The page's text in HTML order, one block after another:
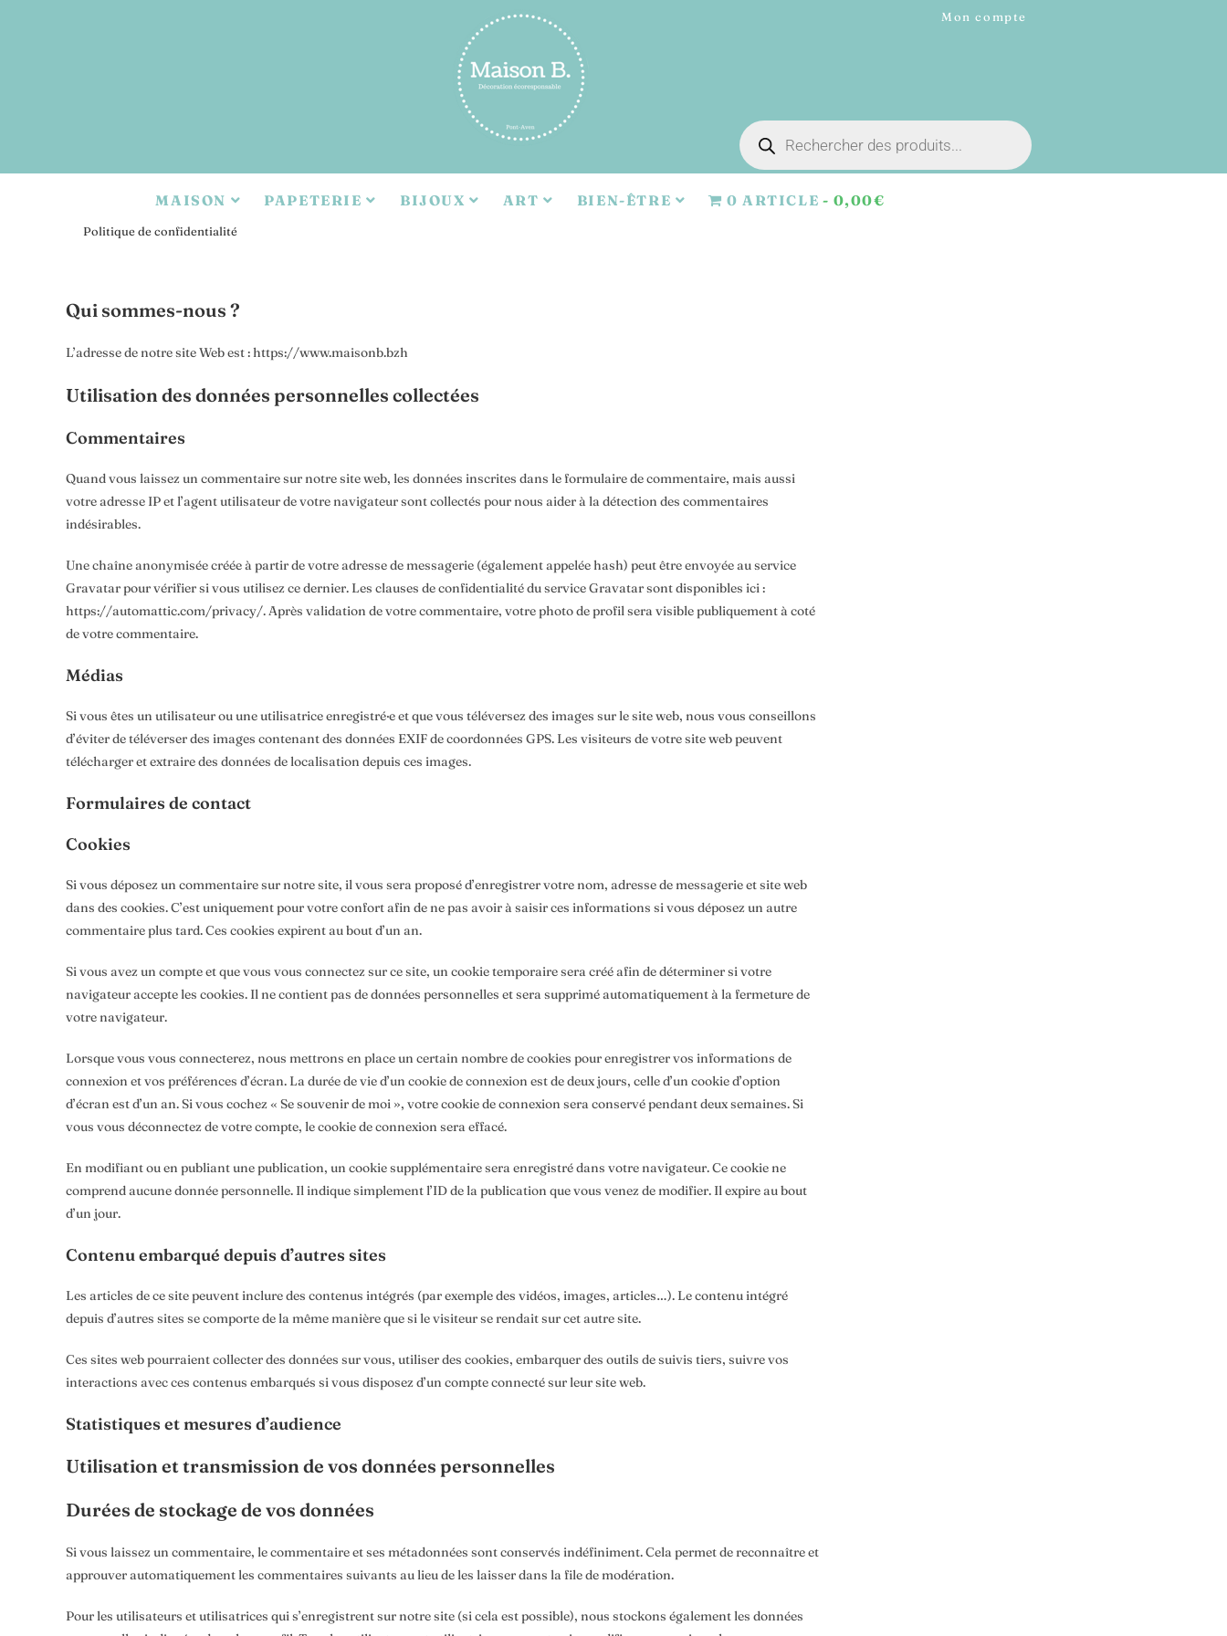
Mon compte
MAISON PAPETERIE BIJOUX ART BIEN-ÊTRE 0 ARTICLE 0,00€
Politique de confidentialité
Qui sommes-nous ?
L’adresse de notre site Web est : https://www.maisonb.bzh
Utilisation des données personnelles collectées
Commentaires
Quand vous laissez un commentaire sur notre site web, les données inscrites dans le formulaire de commentaire, mais aussi
votre adresse IP et l’agent utilisateur de votre navigateur sont collectés pour nous aider à la détection des commentaires
indésirables.
Une chaîne anonymisée créée à partir de votre adresse de messagerie (également appelée hash) peut être envoyée au service
Gravatar pour vérifier si vous utilisez ce dernier. Les clauses de confidentialité du service Gravatar sont disponibles ici :
https://automattic.com/privacy/. Après validation de votre commentaire, votre photo de profil sera visible publiquement à coté
de votre commentaire.
Médias
Si vous êtes un utilisateur ou une utilisatrice enregistré·e et que vous téléversez des images sur le site web, nous vous conseillons
d’éviter de téléverser des images contenant des données EXIF de coordonnées GPS. Les visiteurs de votre site web peuvent
télécharger et extraire des données de localisation depuis ces images.
Formulaires de contact
Cookies
Si vous déposez un commentaire sur notre site, il vous sera proposé d’enregistrer votre nom, adresse de messagerie et site web
dans des cookies. C’est uniquement pour votre confort afin de ne pas avoir à saisir ces informations si vous déposez un autre
commentaire plus tard. Ces cookies expirent au bout d’un an.
Si vous avez un compte et que vous vous connectez sur ce site, un cookie temporaire sera créé afin de déterminer si votre
navigateur accepte les cookies. Il ne contient pas de données personnelles et sera supprimé automatiquement à la fermeture de
votre navigateur.
Lorsque vous vous connecterez, nous mettrons en place un certain nombre de cookies pour enregistrer vos informations de
connexion et vos préférences d’écran. La durée de vie d’un cookie de connexion est de deux jours, celle d’un cookie d’option
d’écran est d’un an. Si vous cochez « Se souvenir de moi », votre cookie de connexion sera conservé pendant deux semaines. Si
vous vous déconnectez de votre compte, le cookie de connexion sera effacé.
En modifiant ou en publiant une publication, un cookie supplémentaire sera enregistré dans votre navigateur. Ce cookie ne
comprend aucune donnée personnelle. Il indique simplement l’ID de la publication que vous venez de modifier. Il expire au bout
d’un jour.
Contenu embarqué depuis d’autres sites
Les articles de ce site peuvent inclure des contenus intégrés (par exemple des vidéos, images, articles…). Le contenu intégré
depuis d’autres sites se comporte de la même manière que si le visiteur se rendait sur cet autre site.
Ces sites web pourraient collecter des données sur vous, utiliser des cookies, embarquer des outils de suivis tiers, suivre vos
interactions avec ces contenus embarqués si vous disposez d’un compte connecté sur leur site web.
Statistiques et mesures d’audience
Utilisation et transmission de vos données personnelles
Durées de stockage de vos données
Si vous laissez un commentaire, le commentaire et ses métadonnées sont conservés indéfiniment. Cela permet de reconnaître et
approuver automatiquement les commentaires suivants au lieu de les laisser dans la file de modération.
Pour les utilisateurs et utilisatrices qui s’enregistrent sur notre site (si cela est possible), nous stockons également les données